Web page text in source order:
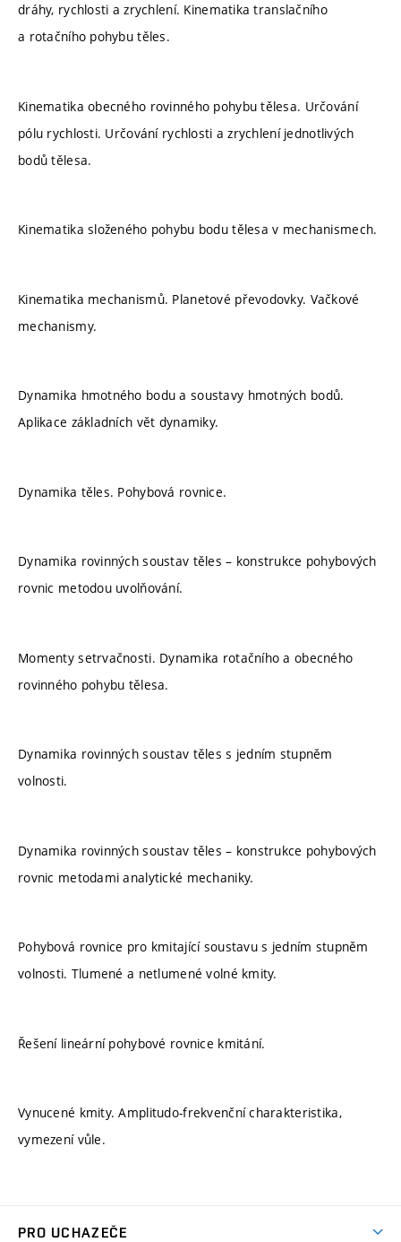
dráhy, rychlosti a zrychlení. Kinematika translačního
a rotačního pohybu těles.
Kinematika obecného rovinného pohybu tělesa. Určování
pólu rychlosti. Určování rychlosti a zrychlení jednotlivých
bodů tělesa.
Kinematika složeného pohybu bodu tělesa v mechanismech.
Kinematika mechanismů. Planetové převodovky. Vačkové
mechanismy.
Dynamika hmotného bodu a soustavy hmotných bodů.
Aplikace základních vět dynamiky.
Dynamika těles. Pohybová rovnice.
Dynamika rovinných soustav těles – konstrukce pohybových
rovnic metodou uvolňování.
Momenty setrvačnosti. Dynamika rotačního a obecného
rovinného pohybu tělesa.
Dynamika rovinných soustav těles s jedním stupněm
volnosti.
Dynamika rovinných soustav těles – konstrukce pohybových
rovnic metodami analytické mechaniky.
Pohybová rovnice pro kmitající soustavu s jedním stupněm
volnosti. Tlumené a netlumené volné kmity.
Řešení lineární pohybové rovnice kmitání.
Vynucené kmity. Amplitudo-frekvenční charakteristika,
vymezení vůle.
PRO UCHAZEČE